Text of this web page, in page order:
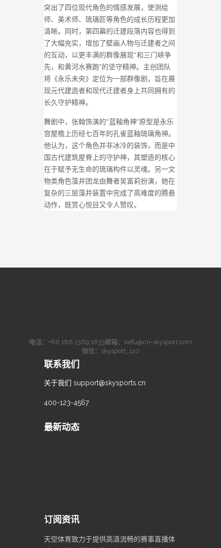
突出了四位现代角色的情感发展，使测绘
师、美术师、琉璃匠等角色的成长历程更加
清晰。同时，第四幕的迁建段落内容也得到
了大幅充实，增加了壁画人物与迁建者之间
的互动，以更丰满的群像展现“和三门峡争
先，和黄河水赛跑”的坚守精神。主创团队
将《永乐未央》定位为一部群像剧，旨在展
现元代建造者和现代迁建者身上共同拥有的
长久守护精神。
舞剧中，张翰饰演的“蓝釉角神”原型是永乐
宫屋檐上历经七百年的孔雀蓝釉琉璃角神。
他认为，这个角色并非冰冷的装饰，而是中
国古代建筑屋脊上的守护神，其塑造的核心
在于赋予无生命的琉璃构件以灵魂。另一文
物类角色藻井团龙由舞者吴富莉扮演，她在
复杂的三层藻井装置中完成了高难度的腾悬
动作，既赏心悦目又令人赞叹。
电话： +86 188 1369 1633邮箱：
kefu@cn-skysport.com
微信：skysport_110
联系我们
关于我们 support@skysports.cn
400-123-4567
最新动态
订阅资讯
天空体育致力于提供高清流畅的赛事直播体